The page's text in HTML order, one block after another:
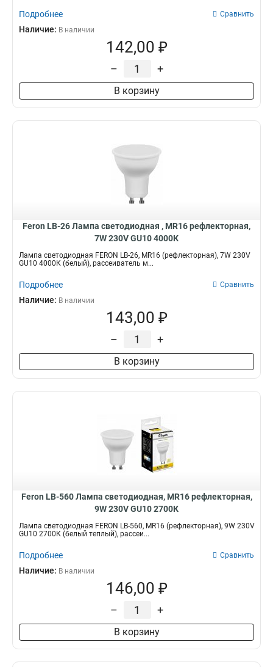
Подробнее Сравнить
Наличие: В наличии
142,00 ₽
– +
В корзину
Feron LB-26 Лампа светодиодная , MR16 рефлекторная,
7W 230V GU10 4000К
Лампа светодиодная FERON LB-26, MR16 (рефлекторная), 7W 230V
GU10 4000К (белый), рассеиватель м...
Подробнее Сравнить
Наличие: В наличии
143,00 ₽
– +
В корзину
Feron LB-560 Лампа светодиодная, MR16 рефлекторная,
9W 230V GU10 2700К
Лампа светодиодная FERON LB-560, MR16 (рефлекторная), 9W 230V
GU10 2700К (белый теплый), рассеи...
Подробнее Сравнить
Наличие: В наличии
146,00 ₽
– +
В корзину